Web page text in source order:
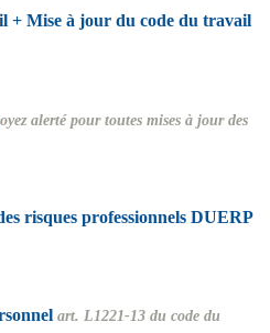
+ Mise à jour du code du travail
alerté pour toutes mises à jour des
risques professionnels DUERP
art. L1221-13 du code du